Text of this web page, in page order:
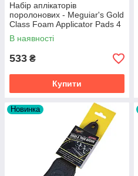
Набір аплікаторів
поролонових - Meguiar's Gold
Class Foam Applicator Pads 4
шт. жовтий (W0004)
В наявності
533 ₴
Купити
Новинка